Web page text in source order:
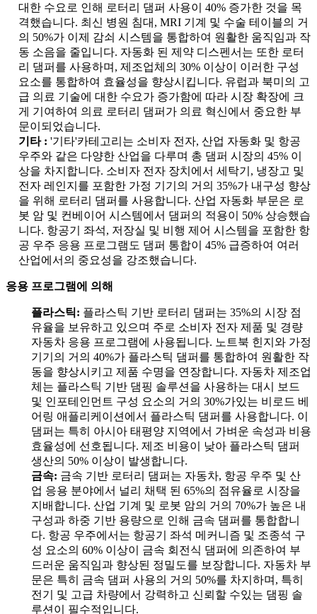
대한 수요로 인해 로터리 댐퍼 사용이 40% 증가한 것을 목
격했습니다. 최신 병원 침대, MRI 기계 및 수술 테이블의 거
의 50%가 이제 감쇠 시스템을 통합하여 원활한 움직임과 작
동 소음을 줄입니다. 자동화 된 제약 디스펜서는 또한 로터
리 댐퍼를 사용하며, 제조업체의 30% 이상이 이러한 구성
요소를 통합하여 효율성을 향상시킵니다. 유럽과 북미의 고
급 의료 기술에 대한 수요가 증가함에 따라 시장 확장에 크
게 기여하여 의료 로터리 댐퍼가 의료 혁신에서 중요한 부
문이되었습니다.
기타 : '기타'카테고리는 소비자 전자, 산업 자동화 및 항공
우주와 같은 다양한 산업을 다루며 총 댐퍼 시장의 45% 이
상을 차지합니다. 소비자 전자 장치에서 세탁기, 냉장고 및
전자 레인지를 포함한 가정 기기의 거의 35%가 내구성 향상
을 위해 로터리 댐퍼를 사용합니다. 산업 자동화 부문은 로
봇 암 및 컨베이어 시스템에서 댐퍼의 적용이 50% 상승했습
니다. 항공기 좌석, 저장실 및 비행 제어 시스템을 포함한 항
공 우주 응용 프로그램도 댐퍼 통합이 45% 급증하여 여러
산업에서의 중요성을 강조했습니다.
응용 프로그램에 의해
플라스틱: 플라스틱 기반 로터리 댐퍼는 35%의 시장 점
유율을 보유하고 있으며 주로 소비자 전자 제품 및 경량
자동차 응용 프로그램에 사용됩니다. 노트북 힌지와 가정
기기의 거의 40%가 플라스틱 댐퍼를 통합하여 원활한 작
동을 향상시키고 제품 수명을 연장합니다. 자동차 제조업
체는 플라스틱 기반 댐핑 솔루션을 사용하는 대시 보드
및 인포테인먼트 구성 요소의 거의 30%가있는 비로드 베
어링 애플리케이션에서 플라스틱 댐퍼를 사용합니다. 이
댐퍼는 특히 아시아 태평양 지역에서 가벼운 속성과 비용
효율성에 선호됩니다. 제조 비용이 낮아 플라스틱 댐퍼
생산의 50% 이상이 발생합니다.
금속: 금속 기반 로터리 댐퍼는 자동차, 항공 우주 및 산
업 응용 분야에서 널리 채택 된 65%의 점유율로 시장을
지배합니다. 산업 기계 및 로봇 암의 거의 70%가 높은 내
구성과 하중 기반 용량으로 인해 금속 댐퍼를 통합합니
다. 항공 우주에서는 항공기 좌석 메커니즘 및 조종석 구
성 요소의 60% 이상이 금속 회전식 댐퍼에 의존하여 부
드러운 움직임과 향상된 정밀도를 보장합니다. 자동차 부
문은 특히 금속 댐퍼 사용의 거의 50%를 차지하며, 특히
전기 및 고급 차량에서 강력하고 신뢰할 수있는 댐핑 솔
루션이 필수적입니다.